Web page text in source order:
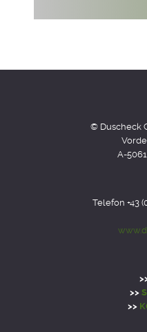
© Duscheck
A-
Telefon +43
>>
>>